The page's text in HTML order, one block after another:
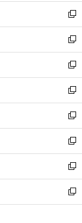
で
開
く
ン
ド
ウ
で
開
く
ウ
ィ
ン
ド
ウ
で
開
く
し
い
ウ
ィ
ン
ド
ウ
で
開
く
新
し
い
ウ
ィ
ン
ド
ウ
で
開
く
新
し
い
ウ
ィ
ン
ド
ウ
で
開
く
新
し
い
ウ
ィ
ン
ド
ウ
で
開
く
新
し
い
ウ
ィ
ン
ド
ウ
で
開
新
し
い
ウ
ィ
ン
ド
ウ
新
し
い
ウ
ィ
ン
新
し
い
ウ
新
し